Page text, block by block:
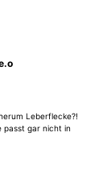
Leberflecke?!
passt gar nicht in